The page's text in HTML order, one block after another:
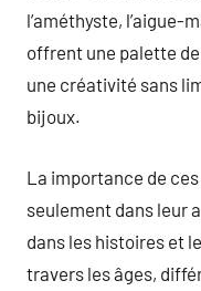
l’améthyste, l’aigue-
offrent une palette
une créativité sans
bijoux.
La importance de
seulement dans leur
dans les histoires et
travers les âges,